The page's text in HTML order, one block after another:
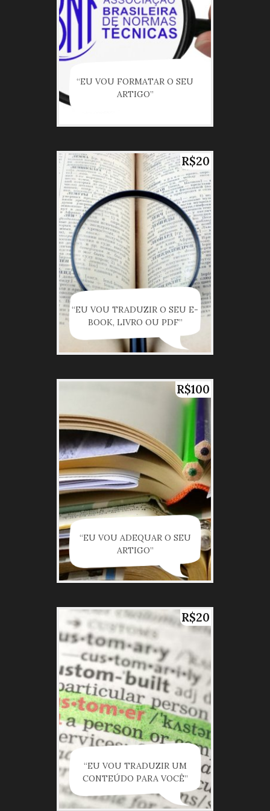
“EU VOU FORMATAR O SEU
ARTIGO”
R$20
“EU VOU TRADUZIR O SEU E-
BOOK, LIVRO OU PDF”
R$100
“EU VOU ADEQUAR O SEU
ARTIGO”
R$20
“EU VOU TRADUZIR UM
CONTEÚDO PARA VOCÊ”